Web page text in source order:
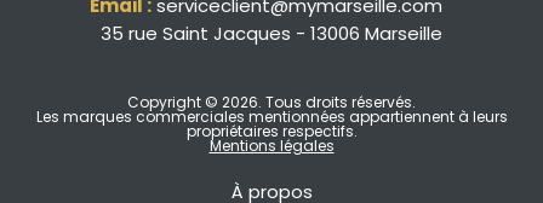
Email : serviceclient@mymarseille.com
35 rue Saint Jacques - 13006 Marseille
Copyright © 2026. Tous droits réservés.
Les marques commerciales mentionnées appartiennent à leurs
propriétaires respectifs.
Mentions légales
À propos